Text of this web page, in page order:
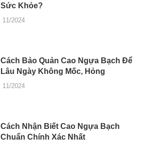
Sức Khỏe?
11/2024
Cách Bảo Quản Cao Ngựa Bạch Để
Lâu Ngày Không Mốc, Hỏng
11/2024
Cách Nhận Biết Cao Ngựa Bạch
Chuẩn Chính Xác Nhất